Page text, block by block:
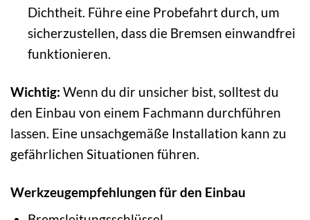
Dichtheit. Führe eine Probefahrt durch, um
sicherzustellen, dass die Bremsen einwandfrei
funktionieren.
Wichtig: Wenn du dir unsicher bist, solltest du
den Einbau von einem Fachmann durchführen
lassen. Eine unsachgemäße Installation kann zu
gefährlichen Situationen führen.
Werkzeugempfehlungen für den Einbau